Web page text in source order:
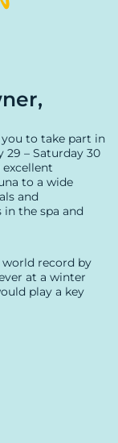
to take part in
29 – Saturday 30
excellent
to a wide
and
the spa and
record by
at a winter
play a key